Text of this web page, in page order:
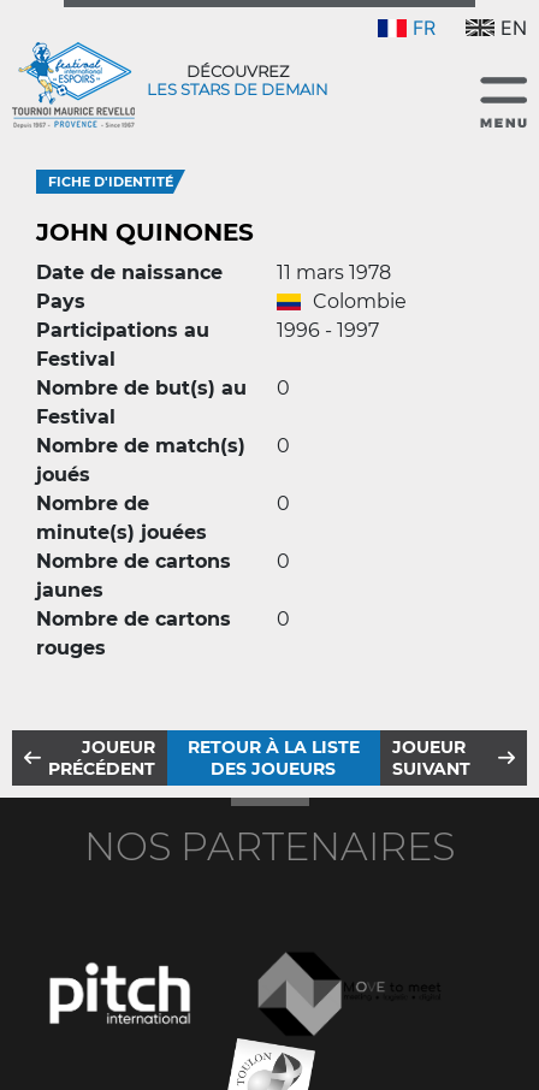
FR EN
DÉCOUVREZ
LES STARS DE DEMAIN
FICHE D'IDENTITÉ
JOHN QUINONES
Date de naissance
11 mars 1978
Pays
Colombie
Participations au
Festival
1996 - 1997
Nombre de but(s) au
Festival
0
Nombre de match(s)
joués
0
Nombre de
minute(s) jouées
0
Nombre de cartons
jaunes
0
Nombre de cartons
rouges
0
JOUEUR
PRÉCÉDENT
RETOUR À LA LISTE
DES JOUEURS
JOUEUR
SUIVANT
NOS PARTENAIRES